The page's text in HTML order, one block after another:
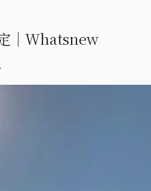
｜Whatsnew